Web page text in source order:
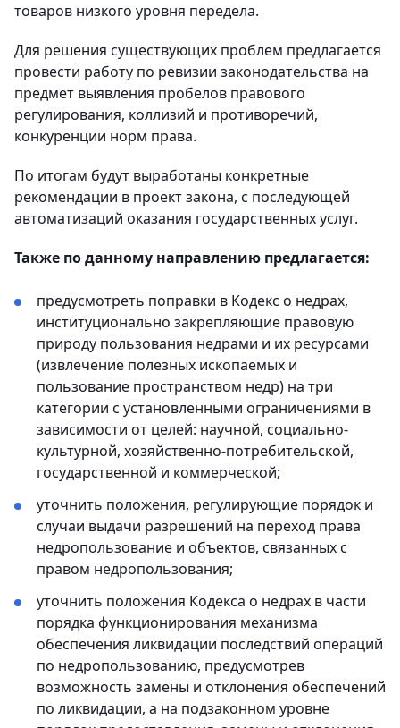
товаров низкого уровня передела.
Для решения существующих проблем предлагается
провести работу по ревизии законодательства на
предмет выявления пробелов правового
регулирования, коллизий и противоречий,
конкуренции норм права.
По итогам будут выработаны конкретные
рекомендации в проект закона, с последующей
автоматизаций оказания государственных услуг.
Также по данному направлению предлагается:
предусмотреть поправки в Кодекс о недрах,
институционально закрепляющие правовую
природу пользования недрами и их ресурсами
(извлечение полезных ископаемых и
пользование пространством недр) на три
категории с установленными ограничениями в
зависимости от целей: научной, социально-
культурной, хозяйственно-потребительской,
государственной и коммерческой;
уточнить положения, регулирующие порядок и
случаи выдачи разрешений на переход права
недропользование и объектов, связанных с
правом недропользования;
уточнить положения Кодекса о недрах в части
порядка функционирования механизма
обеспечения ликвидации последствий операций
по недропользованию, предусмотрев
возможность замены и отклонения обеспечений
по ликвидации, а на подзаконном уровне